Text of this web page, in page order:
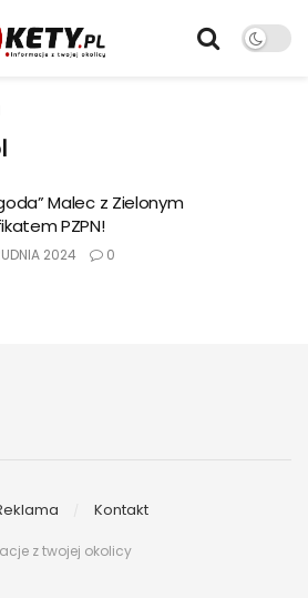
Malec z Zielonym
PZPN!
2024 0
Kontakt
z twojej okolicy